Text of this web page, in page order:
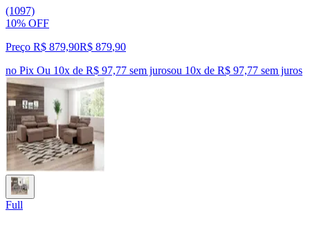
(1097)
10% OFF
Preço R$ 879,90R$ 879,90
no Pix Ou 10x de R$ 97,77 sem jurosou 10x de R$ 97,77 sem juros
Full